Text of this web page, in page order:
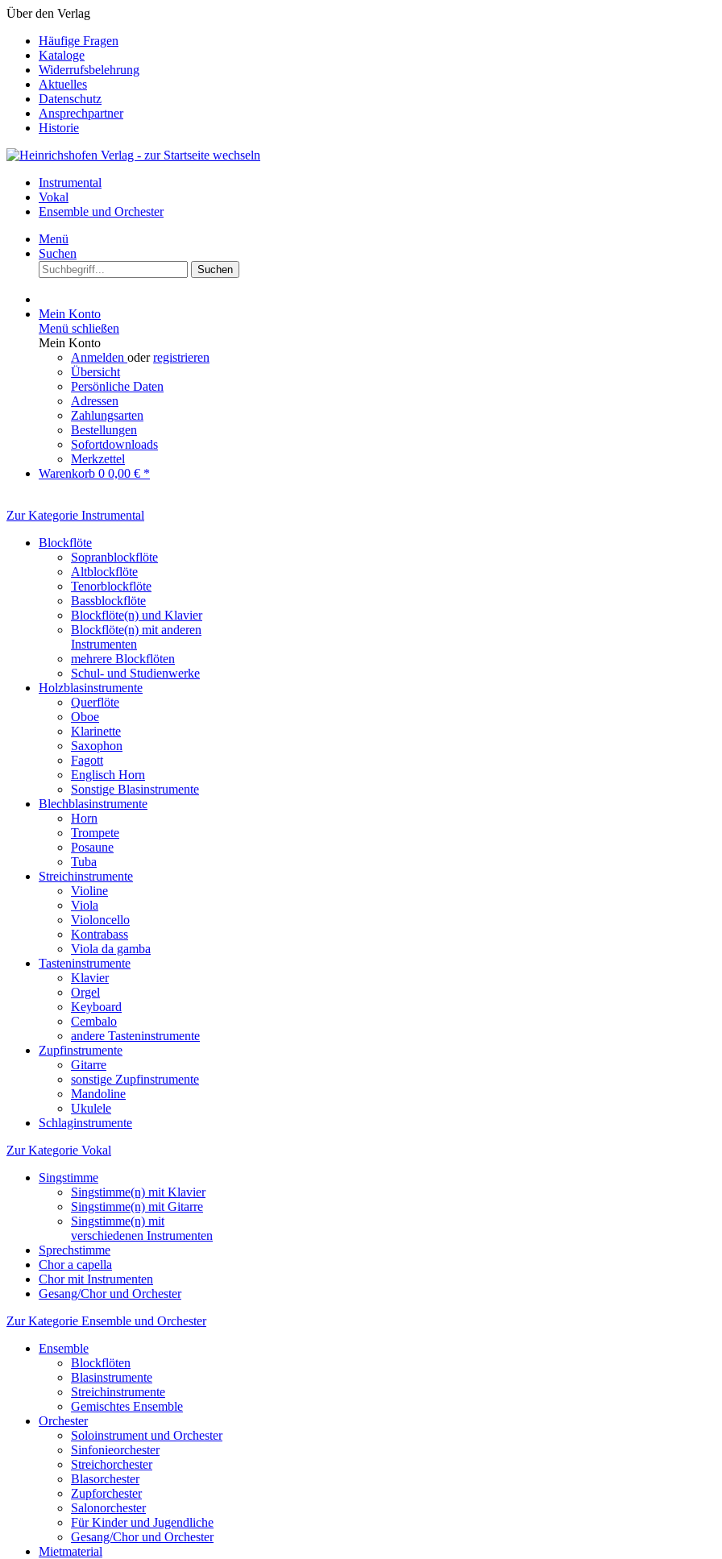
Über den Verlag
Häufige Fragen
Kataloge
Widerrufsbelehrung
Aktuelles
Datenschutz
Ansprechpartner
Historie
Instrumental
Vokal
Ensemble und Orchester
Menü
Suchen
Suchen
Mein Konto
Menü schließen
Mein Konto
Anmelden oderregistrieren
Übersicht
Persönliche Daten
Adressen
Zahlungsarten
Bestellungen
Sofortdownloads
Merkzettel
Warenkorb 0 0,00 € *
Zur Kategorie Instrumental
Blockflöte
Sopranblockflöte
Altblockflöte
Tenorblockflöte
Bassblockflöte
Blockflöte(n) und Klavier
Blockflöte(n) mit anderen
Instrumenten
mehrere Blockflöten
Schul- und Studienwerke
Holzblasinstrumente
Querflöte
Oboe
Klarinette
Saxophon
Fagott
Englisch Horn
Sonstige Blasinstrumente
Blechblasinstrumente
Horn
Trompete
Posaune
Tuba
Streichinstrumente
Violine
Viola
Violoncello
Kontrabass
Viola da gamba
Tasteninstrumente
Klavier
Orgel
Keyboard
Cembalo
andere Tasteninstrumente
Zupfinstrumente
Gitarre
sonstige Zupfinstrumente
Mandoline
Ukulele
Schlaginstrumente
Zur Kategorie Vokal
Singstimme
Singstimme(n) mit Klavier
Singstimme(n) mit Gitarre
Singstimme(n) mit
verschiedenen Instrumenten
Sprechstimme
Chor a capella
Chor mit Instrumenten
Gesang/Chor und Orchester
Zur Kategorie Ensemble und Orchester
Ensemble
Blockflöten
Blasinstrumente
Streichinstrumente
Gemischtes Ensemble
Orchester
Soloinstrument und Orchester
Sinfonieorchester
Streichorchester
Blasorchester
Zupforchester
Salonorchester
Für Kinder und Jugendliche
Gesang/Chor und Orchester
Mietmaterial